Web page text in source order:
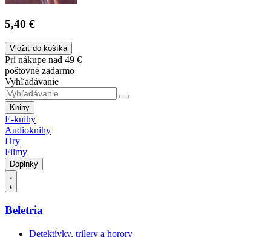
5,40 €
Vložiť do košíka
Pri nákupe nad 49 €
poštovné zadarmo
Vyhľadávanie
Knihy
E-knihy
Audioknihy
Hry
Filmy
Doplnky
Beletria
Detektívky, trilery a horory